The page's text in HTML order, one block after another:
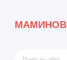
МАМИНОВ